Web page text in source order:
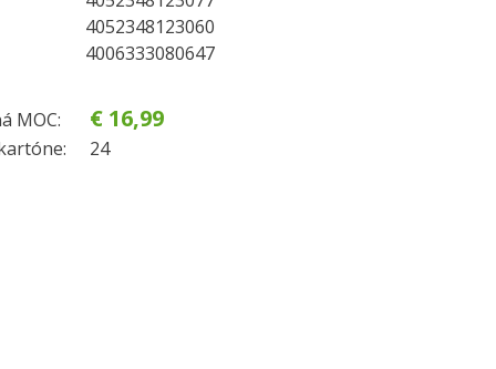
4052348123060
4006333080647
MOC: € 16,99
24